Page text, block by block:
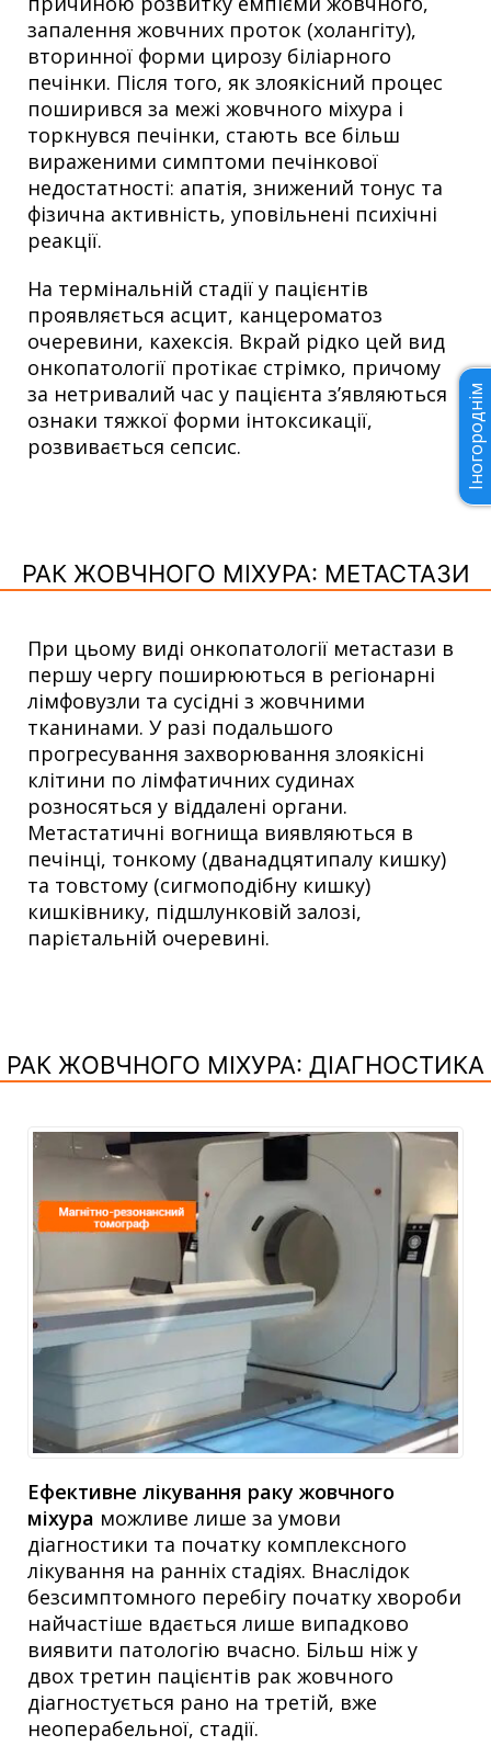
запалення жовчних проток (холангіту),
вторинної форми цирозу біліарного
печінки. Після того, як злоякісний процес
поширився за межі жовчного міхура і
торкнувся печінки, стають все більш
вираженими симптоми печінкової
недостатності: апатія, знижений тонус та
фізична активність, уповільнені психічні
реакції.
На термінальній стадії у пацієнтів
проявляється асцит, канцероматоз
очеревини, кахексія. Вкрай рідко цей вид
онкопатології протікає стрімко, причому
за нетривалий час у пацієнта з’являються
ознаки тяжкої форми інтоксикації,
розвивається сепсис.
РАК ЖОВЧНОГО МІХУРА: МЕТАСТАЗИ
При цьому виді онкопатології метастази в
першу чергу поширюються в регіонарні
лімфовузли та сусідні з жовчними
тканинами. У разі подальшого
прогресування захворювання злоякісні
клітини по лімфатичних судинах
розносяться у віддалені органи.
Метастатичні вогнища виявляються в
печінці, тонкому (дванадцятипалу кишку)
та товстому (сигмоподібну кишку)
кишківнику, підшлунковій залозі,
парієтальній очеревині.
РАК ЖОВЧНОГО МІХУРА: ДІАГНОСТИКА
Ефективне лікування раку жовчного
міхура можливе лише за умови
діагностики та початку комплексного
лікування на ранніх стадіях. Внаслідок
безсимптомного перебігу початку хвороби
найчастіше вдається лише випадково
виявити патологію вчасно. Більш ніж у
двох третин пацієнтів рак жовчного
діагностується рано на третій, вже
неоперабельної, стадії.
Іногороднім